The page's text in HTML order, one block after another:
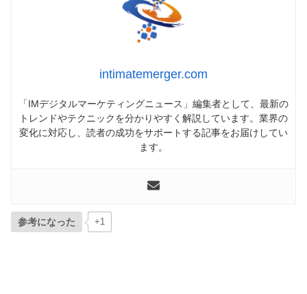
intimatemerger.com
「IMデジタルマーケティングニュース」編集者として、最新の
トレンドやテクニックを分かりやすく解説しています。業界の
変化に対応し、読者の成功をサポートする記事をお届けしてい
ます。
参考になった +1